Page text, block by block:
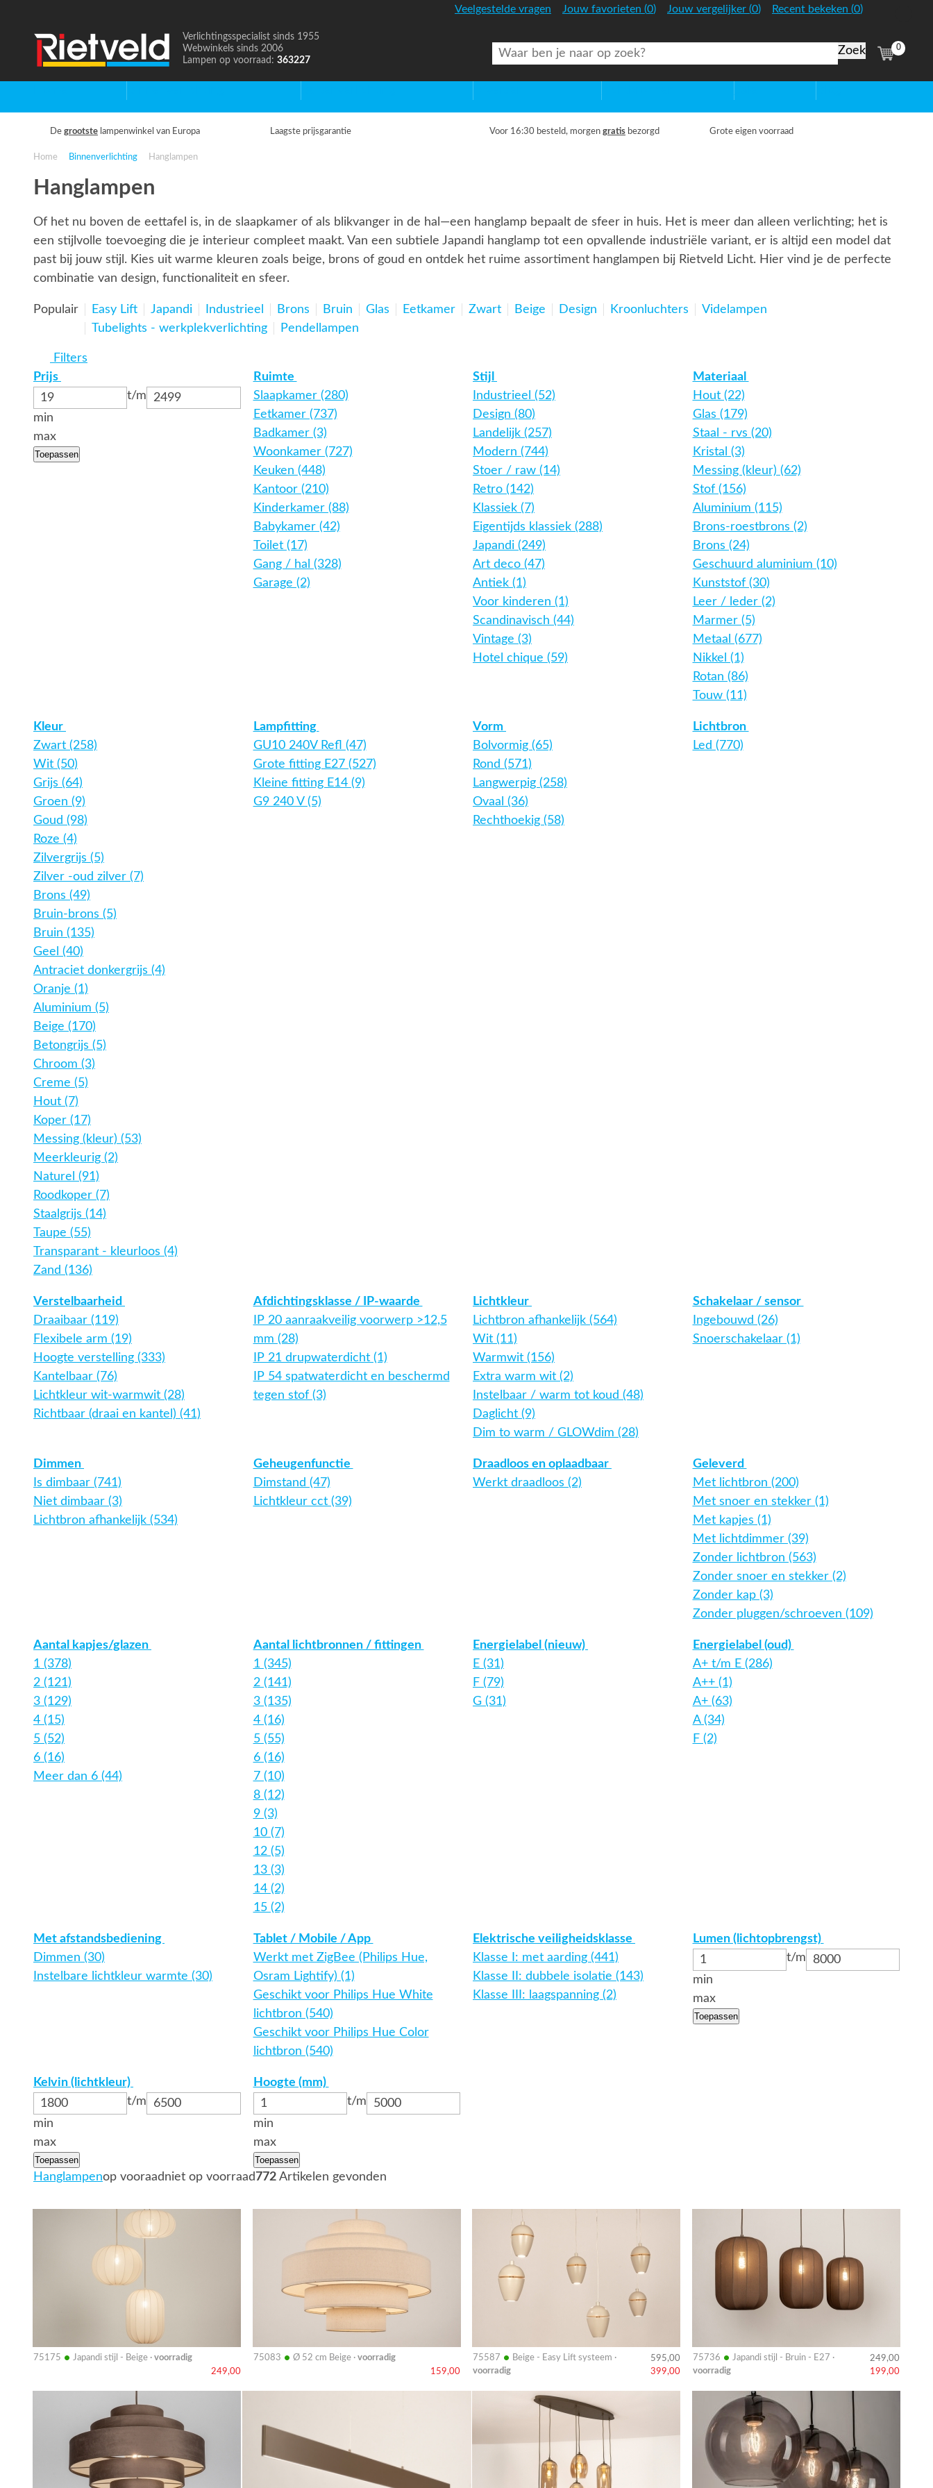
Veelgestelde vragen Jouw favorieten (0) Jouw vergelijker: (0) Recent bekeken (0)
Nederland
Naar
de
Verlichtingsspecialist sinds 1955
Webwinkels sinds 2006
Lampen op voorraad: 363227
(
0
items)
De grootste lampenwinkel van Europa Laagste prijsgarantie Voor 16:30 besteld, morgen gratis bezorgd Grote eigen voorraad
Home Binnenverlichting Hanglampen
Hanglampen
Of het nu boven de eettafel is, in de slaapkamer of als blikvanger in de hal—een hanglamp bepaalt de sfeer in huis. Het is meer dan alleen verlichting; het is
een stijlvolle toevoeging die je interieur compleet maakt. Van een subtiele Japandi hanglamp tot een opvallende industriële variant, er is altijd een model dat
past bij jouw stijl. Kies uit warme kleuren zoals beige, brons of goud en ontdek het ruime assortiment hanglampen bij Rietveld Licht. Hier vind je de perfecte
combinatie van design, functionaliteit en sfeer.
Populair Easy Lift Japandi Industrieel Brons Bruin Glas Eetkamer Zwart Beige Design Kroonluchters
Videlampen
Tubelights - werkplekverlichting
Pendellampen
Filters
Prijs
t/m
min
max
Toepassen
Ruimte
Slaapkamer (280)
Eetkamer (737)
Badkamer (3)
Woonkamer (727)
Keuken (448)
Kantoor (210)
Kinderkamer (88)
Babykamer (42)
Toilet (17)
Gang / hal (328)
Garage (2)
Stijl
Industrieel (52)
Design (80)
Landelijk (257)
Modern (744)
Stoer / raw (14)
Retro (142)
Klassiek (7)
Eigentijds klassiek (288)
Japandi (249)
Art deco (47)
Antiek (1)
Voor kinderen (1)
Scandinavisch (44)
Vintage (3)
Hotel chique (59)
Materiaal
Hout (22)
Glas (179)
Staal - rvs (20)
Kristal (3)
Messing (kleur) (62)
Stof (156)
Aluminium (115)
Brons-roestbrons (2)
Brons (24)
Geschuurd aluminium (10)
Kunststof (30)
Leer / leder (2)
Marmer (5)
Metaal (677)
Nikkel (1)
Rotan (86)
Touw (11)
Kleur
Zwart (258)
Wit (50)
Grijs (64)
Groen (9)
Goud (98)
Roze (4)
Zilvergrijs (5)
Zilver -oud zilver (7)
Brons (49)
Bruin-brons (5)
Bruin (135)
Geel (40)
Antraciet donkergrijs (4)
Oranje (1)
Aluminium (5)
Beige (170)
Betongrijs (5)
Chroom (3)
Creme (5)
Hout (7)
Koper (17)
Messing (kleur) (53)
Meerkleurig (2)
Naturel (91)
Roodkoper (7)
Staalgrijs (14)
Taupe (55)
Transparant - kleurloos (4)
Zand (136)
Lampfitting
GU10 240V Refl (47)
Grote fitting E27 (527)
Kleine fitting E14 (9)
G9 240 V (5)
Vorm
Bolvormig (65)
Rond (571)
Langwerpig (258)
Ovaal (36)
Rechthoekig (58)
Lichtbron
Led (770)
Verstelbaarheid
Draaibaar (119)
Flexibele arm (19)
Hoogte verstelling (333)
Kantelbaar (76)
Lichtkleur wit-warmwit (28)
Richtbaar (draai en kantel) (41)
Afdichtingsklasse / IP-waarde
IP 20 aanraakveilig voorwerp >12,5
mm (28)
IP 21 drupwaterdicht (1)
IP 54 spatwaterdicht en beschermd
tegen stof (3)
Lichtkleur
Lichtbron afhankelijk (564)
Wit (11)
Warmwit (156)
Extra warm wit (2)
Instelbaar / warm tot koud (48)
Daglicht (9)
Dim to warm / GLOWdim (28)
Schakelaar / sensor
Ingebouwd (26)
Snoerschakelaar (1)
Dimmen
Is dimbaar (741)
Niet dimbaar (3)
Lichtbron afhankelijk (534)
Geheugenfunctie
Dimstand (47)
Lichtkleur cct (39)
Draadloos en oplaadbaar
Werkt draadloos (2)
Geleverd
Met lichtbron (200)
Met snoer en stekker (1)
Met kapjes (1)
Met lichtdimmer (39)
Zonder lichtbron (563)
Zonder snoer en stekker (2)
Zonder kap (3)
Zonder pluggen/schroeven (109)
Aantal kapjes/glazen
1 (378)
2 (121)
3 (129)
4 (15)
5 (52)
6 (16)
Meer dan 6 (44)
Aantal lichtbronnen / fittingen
1 (345)
2 (141)
3 (135)
4 (16)
5 (55)
6 (16)
7 (10)
8 (12)
9 (3)
10 (7)
12 (5)
13 (3)
14 (2)
15 (2)
Energielabel (nieuw)
E (31)
F (79)
G (31)
Energielabel (oud)
A+ t/m E (286)
A++ (1)
A+ (63)
A (34)
F (2)
Met afstandsbediening
Dimmen (30)
Instelbare lichtkleur warmte (30)
Tablet / Mobile / App
Werkt met ZigBee (Philips Hue,
Osram Lightify) (1)
Geschikt voor Philips Hue White
lichtbron (540)
Geschikt voor Philips Hue Color
lichtbron (540)
Elektrische veiligheidsklasse
Klasse I: met aarding (441)
Klasse II: dubbele isolatie (143)
Klasse III: laagspanning (2)
Lumen (lichtopbrengst)
t/m
min
max
Toepassen
Kelvin (lichtkleur)
t/m
min
max
Toepassen
Hoogte (mm)
t/m
min
max
Toepassen
Hanglampenop vooraadniet op voorraad772 Artikelen gevonden
75175 • Japandi stijl - Beige · voorradig
249,00
Bekijk
75083 • Ø 52 cm Beige · voorradig
159,00
Bekijk
75587 • Beige - Easy Lift systeem ·
voorradig
595,00
399,00
Bekijk
75736 • Japandi stijl - Bruin - E27 ·
voorradig
249,00
199,00
Bekijk
Bekijk
Bekijk
Bekijk
Bekijk